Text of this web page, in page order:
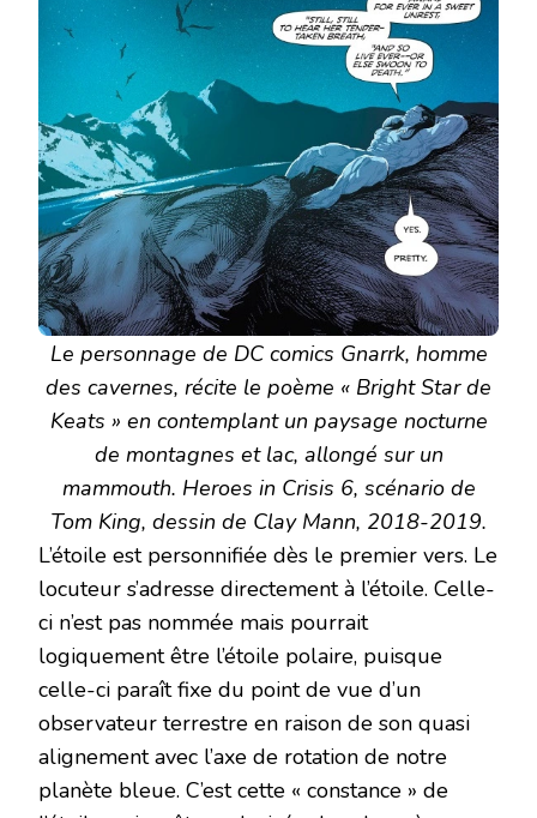
Le personnage de DC comics Gnarrk, homme
des cavernes, récite le poème « Bright Star de
Keats » en contemplant un paysage nocturne
de montagnes et lac, allongé sur un
mammouth. Heroes in Crisis 6, scénario de
Tom King, dessin de Clay Mann, 2018-2019.
L’étoile est personnifiée dès le premier vers. Le
locuteur s’adresse directement à l’étoile. Celle-
ci n’est pas nommée mais pourrait
logiquement être l’étoile polaire, puisque
celle-ci paraît fixe du point de vue d’un
observateur terrestre en raison de son quasi
alignement avec l’axe de rotation de notre
planète bleue. C’est cette « constance » de